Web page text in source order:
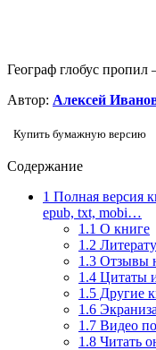
Географ глобус
Автор: Алексей
Купить бумажную версию
Содержание
1 Полная версия
epub, txt, mobi…
1.1 О книге
1.2
1.3 Отзывы
1.4 Цитаты
1.5 Другие
1.6
1.7 Видео
1.8 Читать